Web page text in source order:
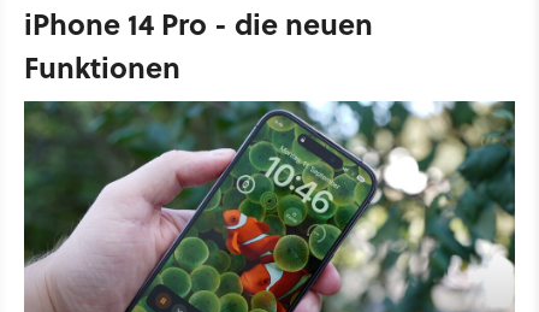
iPhone 14 Pro - die neuen
Funktionen